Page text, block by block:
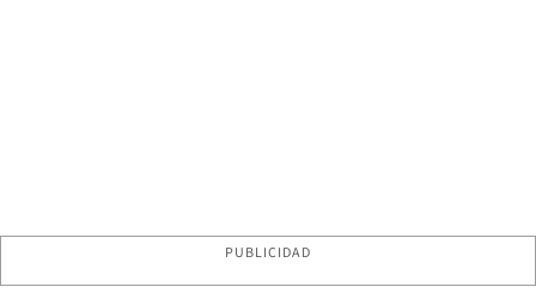
PUBLICIDAD